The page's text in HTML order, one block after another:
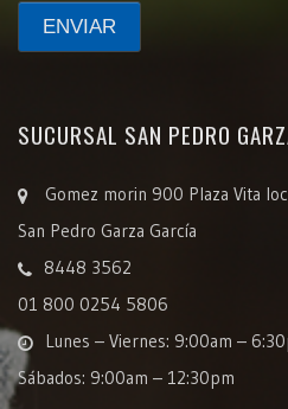
SUCURSAL SAN PEDRO
Gomez morin 900 Plaza Vita
San Pedro Garza García
8448 3562
01 800 0254 5806
Lunes – Viernes: 9:00am –
Sábados: 9:00am – 12:30pm